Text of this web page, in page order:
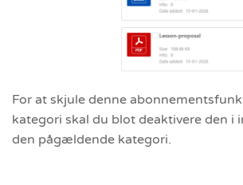
For at skjule denne
kategori skal du blot deaktivere den i
den pågældende kategori.